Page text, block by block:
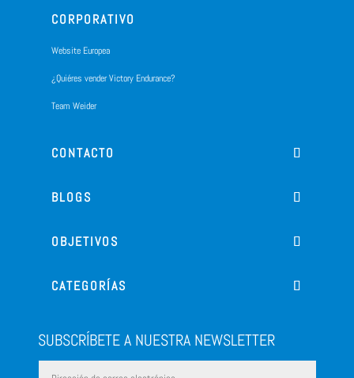
CORPORATIVO
Website Europea
¿Quiéres vender Victory Endurance?
Team Weider
CONTACTO
BLOGS
OBJETIVOS
CATEGORÍAS
SUBSCRÍBETE A NUESTRA NEWSLETTER